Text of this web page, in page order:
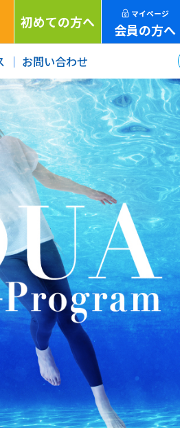
初めての方へ マイページ
会員の方へ
お問い合わせ